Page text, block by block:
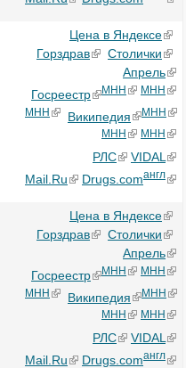
Цена в Яндексе
Горздрав
Столички
Апрель
Госреестр
МНН
МНН
МНН
Википедия
МНН
МНН
МНН
РЛС
VIDAL
Mail.Ru
Drugs.comангл
Цена в Яндексе
Горздрав
Столички
Апрель
Госреестр
МНН
МНН
МНН
Википедия
МНН
МНН
МНН
РЛС
VIDAL
Mail.Ru
Drugs.comангл